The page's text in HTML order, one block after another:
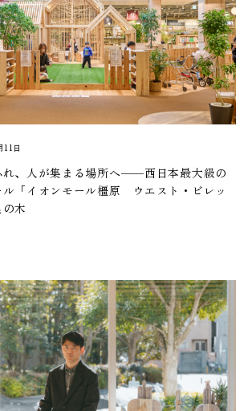
日
れ、人が集まる場所へ——西日本最大級の
ル「イオンモール橿原 ウエスト・ビレッ
木